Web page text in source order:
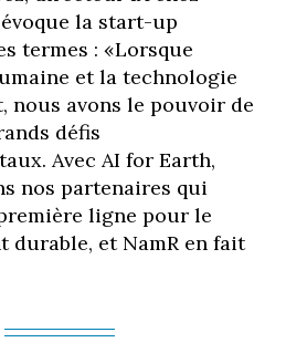
la start-up
termes : «Lorsque
et la technologie
nous avons le pouvoir de
défis
Avec AI for Earth,
nos partenaires qui
ligne pour le
durable, et NamR en fait